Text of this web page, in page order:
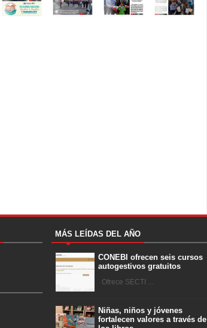
MÁS LEÍDAS DEL AÑO
CONEBI ofrecen seis cursos
autogestivos gratuitos
Ofrece SECTI ...
Niñas, niños y jóvenes
fortalecen valores a través de